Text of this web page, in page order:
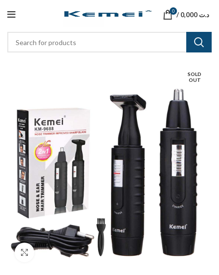
0 / د.ت
SOLD
OUT
Click to enlarge